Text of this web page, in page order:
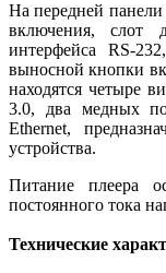
На передней
включения, слот
интерфейса RS-
выносной кнопки
находятся четыре
3.0, два медных
Ethernet,
устройства.
Питание плеера
постоянного тока
Технические